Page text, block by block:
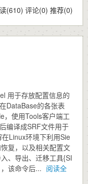
(610) 评论(0) 推荐(0)
用于存放配置信息的
DataBase的各张表
，使用Tools客户端工
编译成SRF文件用于
Linux环境下利用Sie
复，以及相关配置文
、导出、迁移工具{SI
该命令后... 阅读全